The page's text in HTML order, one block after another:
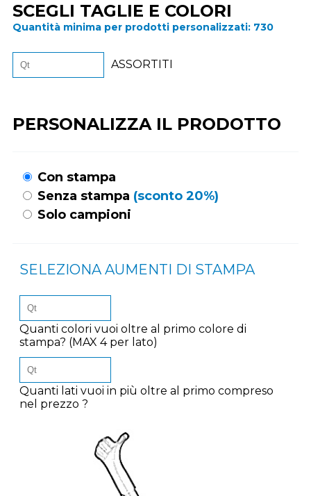
SCEGLI TAGLIE E COLORI
Quantità minima per prodotti personalizzati: 730
ASSORTITI
PERSONALIZZA IL PRODOTTO
Con stampa
Senza stampa (sconto 20%)
Solo campioni
SELEZIONA AUMENTI DI STAMPA
Quanti colori vuoi oltre al primo colore di
stampa? (MAX 4 per lato)
Quanti lati vuoi in più oltre al primo compreso
nel prezzo ?